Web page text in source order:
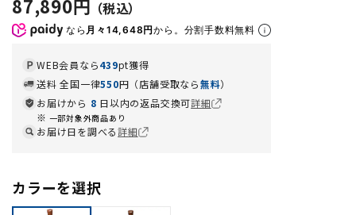
87,890円
なら 月々14,648円から。分割手数料無料
WEB会員なら439pt獲得
送料 全国一律550円（店舗受取なら無料）
お届けから 8 日以内の返品交換可詳細
一部対象外商品あり
お届け日を調べる詳細
カラーを選択